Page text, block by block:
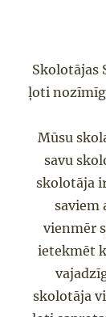
Skolotājas
ļoti
Mūsu
savu
skolotāja
saviem
vienmēr
ietekmēt
skolotāja